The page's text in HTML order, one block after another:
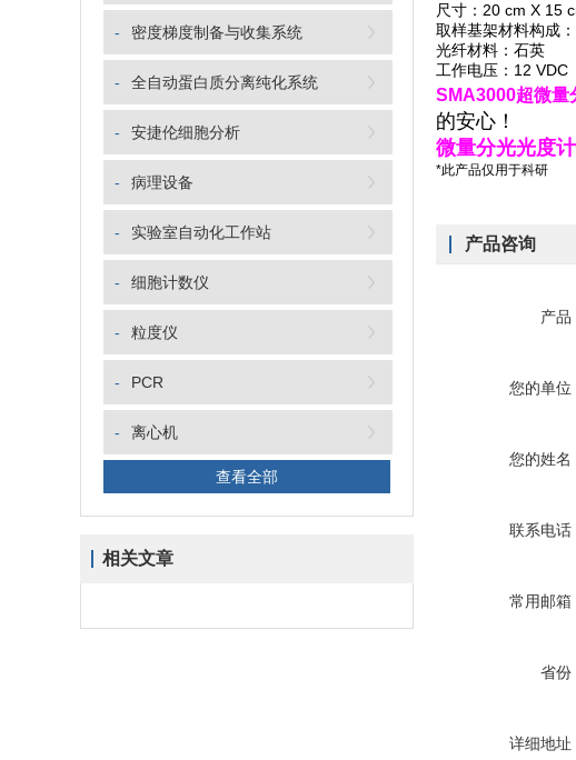
- 密度梯度制备与收集系统
- 全自动蛋白质分离纯化系统
- 安捷伦细胞分析
- 病理设备
- 实验室自动化工作站
- 细胞计数仪
- 粒度仪
- PCR
- 离心机
查看全部
相关文章
尺寸：20 cm X 15
取样基架材料构成
光纤材料：石英
工作电压：12 VDC
SMA3000超微量
的安心！
微量分光光度计
*此产品仅用于科研
产品咨询
产品
您的单位
您的姓名
联系电话
常用邮箱
省份
详细地址